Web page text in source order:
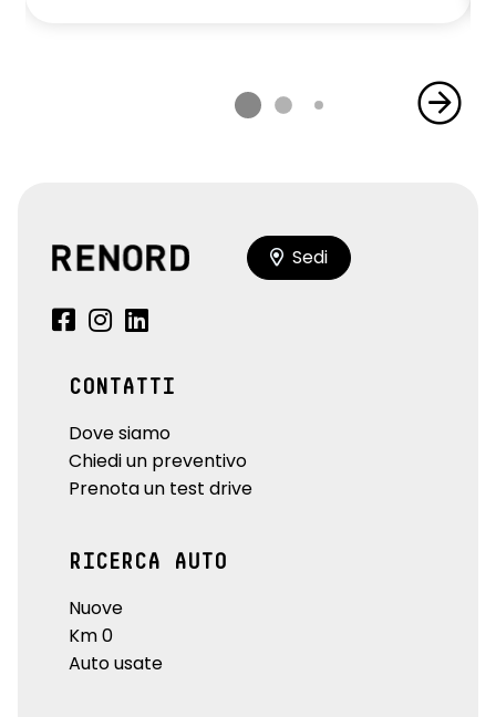
Sedi
CONTATTI
Dove siamo
Chiedi un preventivo
Prenota un test drive
RICERCA AUTO
Nuove
Km 0
Auto usate